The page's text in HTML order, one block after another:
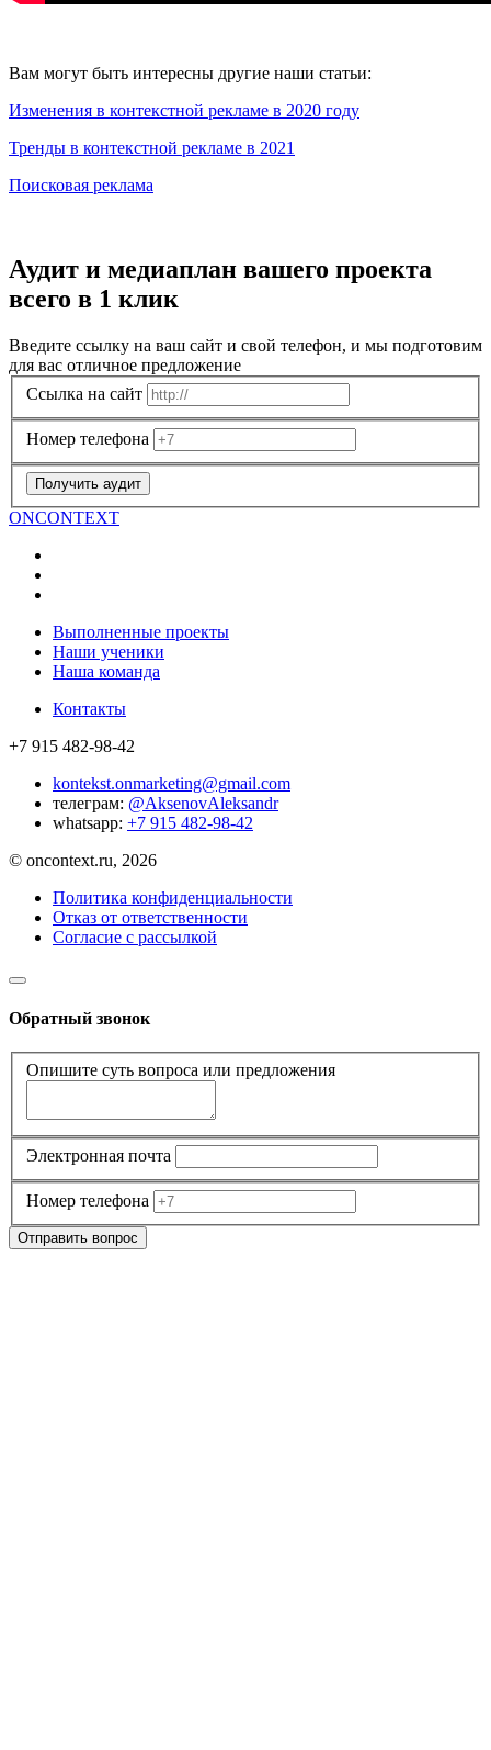
Вам могут быть интересны другие наши статьи:
Изменения в контекстной рекламе в 2020 году
Тренды в контекстной рекламе в 2021
Поисковая реклама
Аудит и медиаплан вашего проекта
всего в 1 клик
Введите ссылку на ваш сайт и свой телефон, и мы подготовим
для вас отличное предложение
Ссылка на сайт
Номер телефона
Получить аудит
ONCONTEXT
Выполненные проекты
Наши ученики
Наша команда
Контакты
+7 915 482-98-42
kontekst.onmarketing@gmail.com
телеграм: @AksenovAleksandr
whatsapp: +7 915 482-98-42
© oncontext.ru, 2026
Политика конфиденциальности
Отказ от ответственности
Согласие с рассылкой
Обратный звонок
Опишите суть вопроса или предложения
Электронная почта
Номер телефона
Отправить вопрос